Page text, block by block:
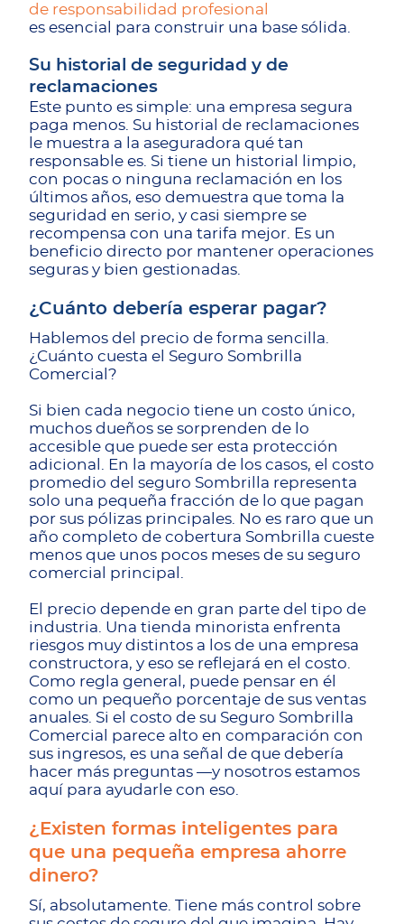
de responsabilidad profesional
es esencial para construir una base sólida.
Su historial de seguridad y de
reclamaciones
Este punto es simple: una empresa segura
paga menos. Su historial de reclamaciones
le muestra a la aseguradora qué tan
responsable es. Si tiene un historial limpio,
con pocas o ninguna reclamación en los
últimos años, eso demuestra que toma la
seguridad en serio, y casi siempre se
recompensa con una tarifa mejor. Es un
beneficio directo por mantener operaciones
seguras y bien gestionadas.
¿Cuánto debería esperar pagar?
Hablemos del precio de forma sencilla.
¿Cuánto cuesta el Seguro Sombrilla
Comercial?
Si bien cada negocio tiene un costo único,
muchos dueños se sorprenden de lo
accesible que puede ser esta protección
adicional. En la mayoría de los casos, el costo
promedio del seguro Sombrilla representa
solo una pequeña fracción de lo que pagan
por sus pólizas principales. No es raro que un
año completo de cobertura Sombrilla cueste
menos que unos pocos meses de su seguro
comercial principal.
El precio depende en gran parte del tipo de
industria. Una tienda minorista enfrenta
riesgos muy distintos a los de una empresa
constructora, y eso se reflejará en el costo.
Como regla general, puede pensar en él
como un pequeño porcentaje de sus ventas
anuales. Si el costo de su Seguro Sombrilla
Comercial parece alto en comparación con
sus ingresos, es una señal de que debería
hacer más preguntas —y nosotros estamos
aquí para ayudarle con eso.
¿Existen formas inteligentes para
que una pequeña empresa ahorre
dinero?
Sí, absolutamente. Tiene más control sobre